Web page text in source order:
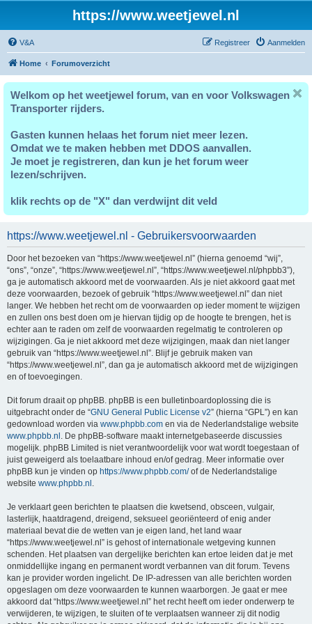
https://www.weetjewel.nl
V&A Aanmelden
Registreer
Home Forumoverzicht
Welkom op het weetjewel forum, van en voor Volkswagen
Transporter rijders.
Gasten kunnen helaas het forum niet meer lezen.
Omdat we te maken hebben met DDOS aanvallen.
Je moet je registreren, dan kun je het forum weer
lezen/schrijven.
klik rechts op de "X" dan verdwijnt dit veld
https://www.weetjewel.nl - Gebruikersvoorwaarden
Door het bezoeken van “https://www.weetjewel.nl” (hierna genoemd “wij”,
“ons”, “onze”, “https://www.weetjewel.nl”, “https://www.weetjewel.nl/phpbb3”),
ga je automatisch akkoord met de voorwaarden. Als je niet akkoord gaat met
deze voorwaarden, bezoek of gebruik “https://www.weetjewel.nl” dan niet
langer. We hebben het recht om de voorwaarden op ieder moment te wijzigen
en zullen ons best doen om je hiervan tijdig op de hoogte te brengen, het is
echter aan te raden om zelf de voorwaarden regelmatig te controleren op
wijzigingen. Ga je niet akkoord met deze wijzigingen, maak dan niet langer
gebruik van “https://www.weetjewel.nl”. Blijf je gebruik maken van
“https://www.weetjewel.nl”, dan ga je automatisch akkoord met de wijzigingen
en of toevoegingen.
Dit forum draait op phpBB. phpBB is een bulletinboardoplossing die is
uitgebracht onder de “GNU General Public License v2” (hierna “GPL”) en kan
gedownload worden via www.phpbb.com en via de Nederlandstalige website
www.phpbb.nl . De phpBB-software maakt internetgebaseerde discussies
mogelijk. phpBB Limited is niet verantwoordelijk voor wat wordt toegestaan of
juist geweigerd als toelaatbare inhoud en/of gedrag. Meer informatie over
phpBB kun je vinden op https://www.phpbb.com/of de Nederlandstalige
website www.phpbb.nl .
Je verklaart geen berichten te plaatsen die kwetsend, obsceen, vulgair,
lasterlijk, haatdragend, dreigend, seksueel georiënteerd of enig ander
materiaal bevat die de wetten van je eigen land, het land waar
“https://www.weetjewel.nl” is gehost of internationale wetgeving kunnen
schenden. Het plaatsen van dergelijke berichten kan ertoe leiden dat je met
onmiddellijke ingang en permanent wordt verbannen van dit forum. Tevens
kan je provider worden ingelicht. De IP-adressen van alle berichten worden
opgeslagen om deze voorwaarden te kunnen waarborgen. Je gaat er mee
akkoord dat “https://www.weetjewel.nl” het recht heeft om ieder onderwerp te
verwijderen, te wijzigen, te sluiten of te verplaatsen wanneer zij dit nodig